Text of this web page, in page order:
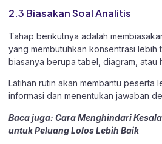
2.3 Biasakan Soal Analitis
Tahap berikutnya adalah
yang membutuhkan konsentrasi lebih
biasanya berupa tabel, diagram, atau
Latihan rutin akan membantu peserta
informasi dan menentukan jawaban
Baca juga: Cara Menghindari
untuk Peluang Lolos Lebih Baik